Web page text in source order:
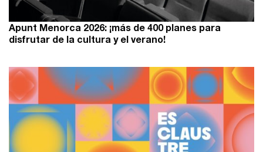
Apunt Menorca 2026: ¡más de 400 planes para
disfrutar de la cultura y el verano!